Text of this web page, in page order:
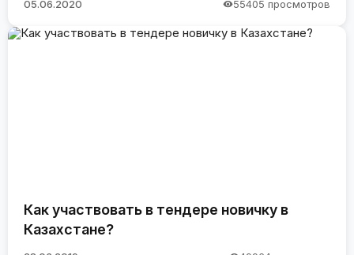
05.06.2020 55405 просмотров
Как участвовать в тендере новичку в
Казахстане?